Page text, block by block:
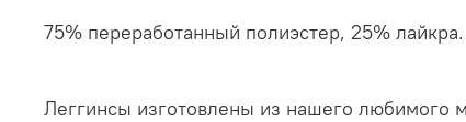
75% переработанный полиэстер, 25% лайкра.
Леггинсы изготовлены из нашего любимого